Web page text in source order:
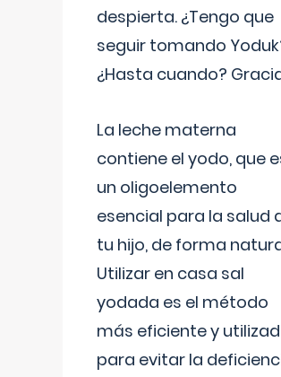
despierta. ¿Tengo que
seguir tomando
¿Hasta cuando?
La leche materna
contiene el yodo, que
un oligoelemento
esencial para la salud
tu hijo, de forma
Utilizar en casa sal
yodada es el método
más eficiente y
para evitar la